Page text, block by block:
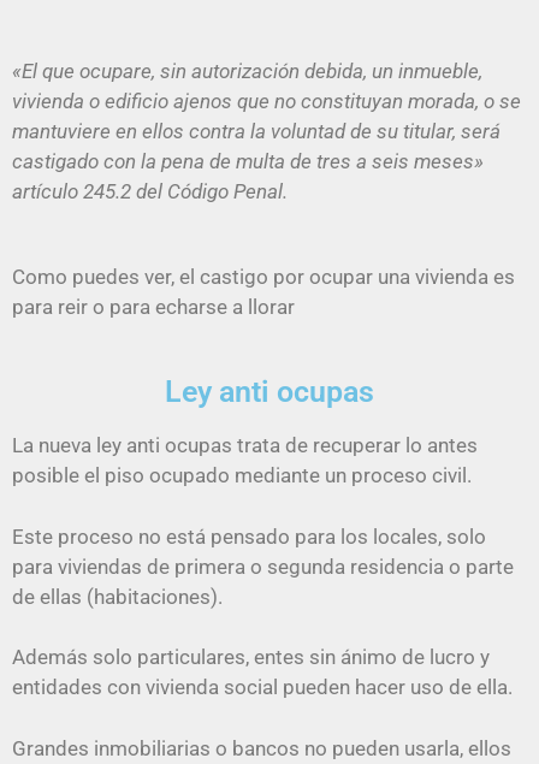
«El que ocupare, sin autorización debida, un inmueble,
vivienda o edificio ajenos que no constituyan morada, o se
mantuviere en ellos contra la voluntad de su titular, será
castigado con la pena de multa de tres a seis meses»
artículo 245.2 del Código Penal.
Como puedes ver, el castigo por ocupar una vivienda es
para reir o para echarse a llorar
Ley anti ocupas
La nueva ley anti ocupas trata de recuperar lo antes
posible el piso ocupado mediante un proceso civil.
Este proceso no está pensado para los locales, solo
para viviendas de primera o segunda residencia o parte
de ellas (habitaciones).
Además solo particulares, entes sin ánimo de lucro y
entidades con vivienda social pueden hacer uso de ella.
Grandes inmobiliarias o bancos no pueden usarla, ellos